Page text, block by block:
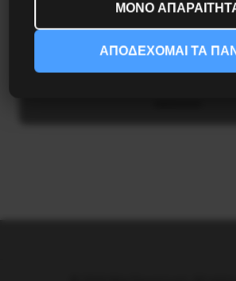
Δημοφιλή Άρθρα
ΜΟΝΟ
ΑΠΟΔΕΧΟΜΑΙ ΤΑ